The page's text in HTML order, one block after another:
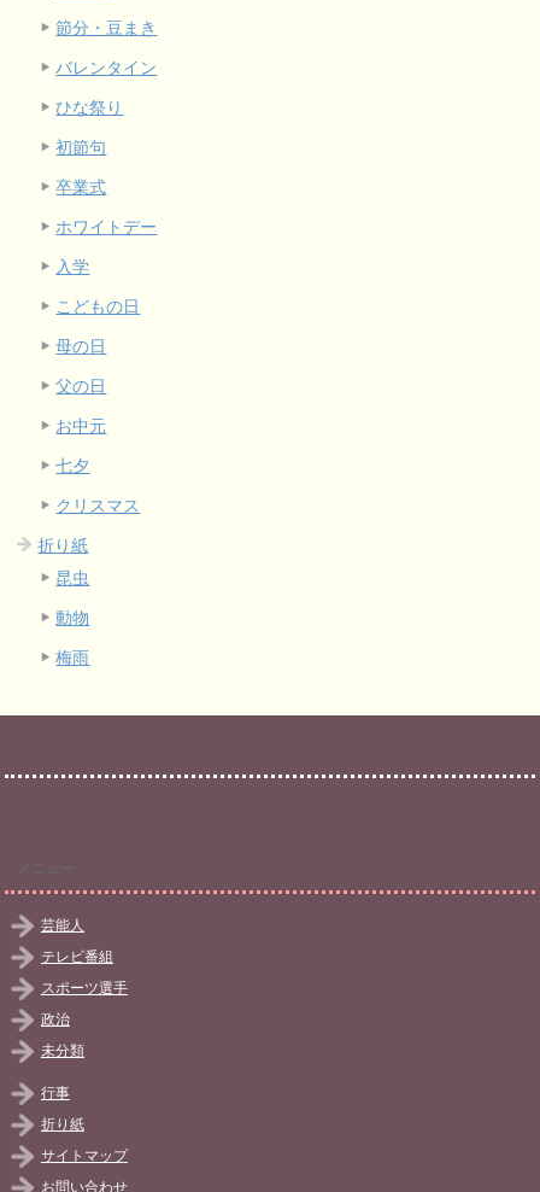
節分・豆まき
バレンタイン
ひな祭り
初節句
卒業式
ホワイトデー
入学
こどもの日
母の日
父の日
お中元
七夕
クリスマス
折り紙
昆虫
動物
梅雨
芸能人
テレビ番組
スポーツ選手
政治
未分類
行事
折り紙
サイトマップ
お問い合わせ